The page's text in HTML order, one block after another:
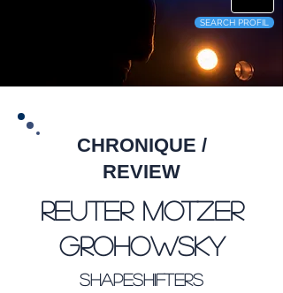
SEARCH PROFIL
CHRONIQUE /
REVIEW
Reuter Motzer
Grohowsky
Shapeshifters